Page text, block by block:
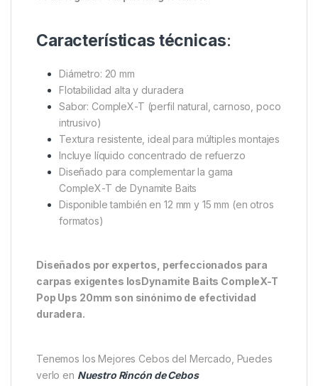
refuerzoque potencia aún más el atractivo olfativo
condiciones de baja actividad.
Por su versatilidad, efectividad comprobada y su
perfil nutricional, estos pop-ups no solo son un
complemento, sino unapieza clave en cualquier
estrategia de carpfishing técnico.
Características técnicas:
Flotabilidad alta y duradera
Sabor: CompleX-T (perfil natural, carnoso, poco
intrusivo)
Textura resistente, ideal para múltiples montajes
CompleX-T de Dynamite Baits
Disponible también en 12 mm y 15 mm (en otros